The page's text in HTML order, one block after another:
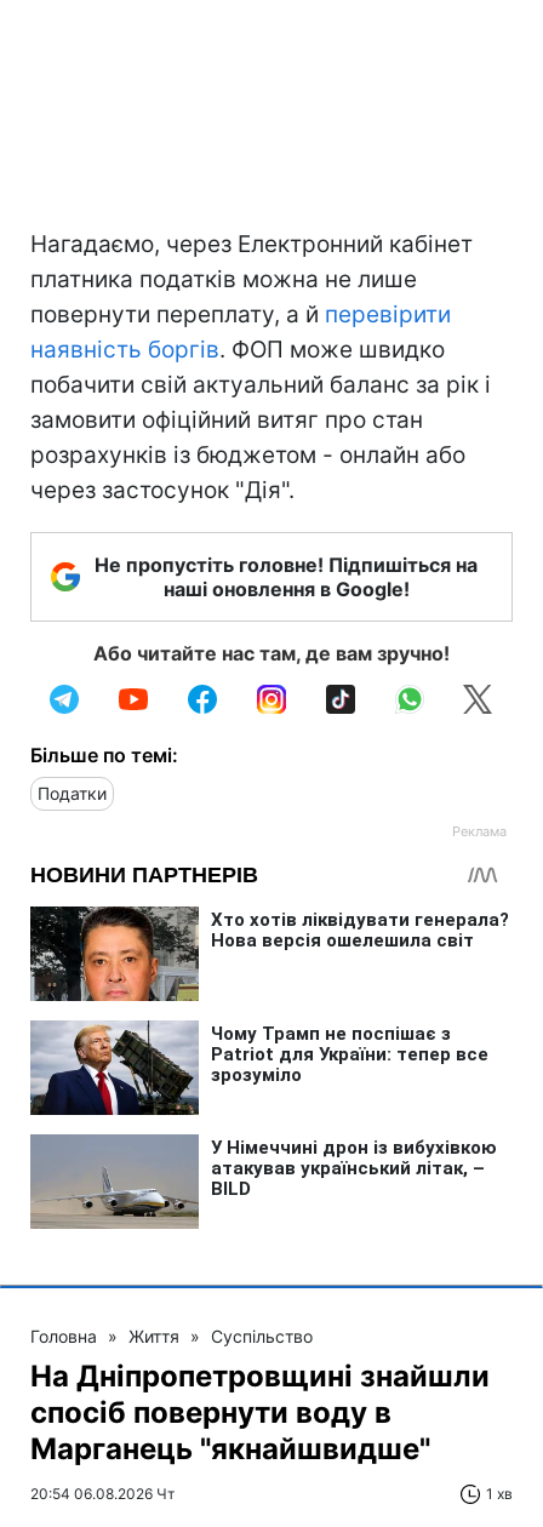
Нагадаємо, через Електронний кабінет
платника податків можна не лише
повернути переплату, а й перевірити
наявність боргів. ФОП може швидко
побачити свій актуальний баланс за рік і
замовити офіційний витяг про стан
розрахунків із бюджетом - онлайн або
через застосунок "Дія".
Не пропустіть головне! Підпишіться на
наші оновлення в Google!
Або читайте нас там, де вам зручно!
Більше по темі:
Податки
Головна » Життя » Суспільство
На Дніпропетровщині знайшли
спосіб повернути воду в
Марганець "якнайшвидше"
20:54 06.08.2026 Чт 1 хв